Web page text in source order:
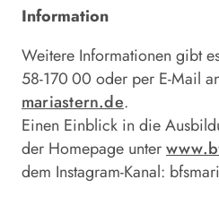
Information
Weitere Informationen gibt
58-170 00 oder per E-Mail
mariastern.de.
Einen Einblick in die
der Homepage unter
dem Instagram-Kanal: